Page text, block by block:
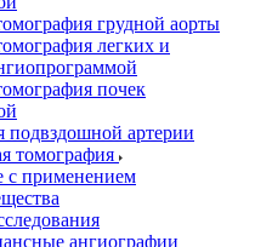
грудной аорты
легких и
почек
подвздошной артерии
томография
с применением
ангиографии